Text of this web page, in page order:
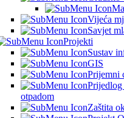
Vijeća
Savjet
Projekti
Sustav
GIS
Prijemni
Prijedlog
otpadom
Zaštita